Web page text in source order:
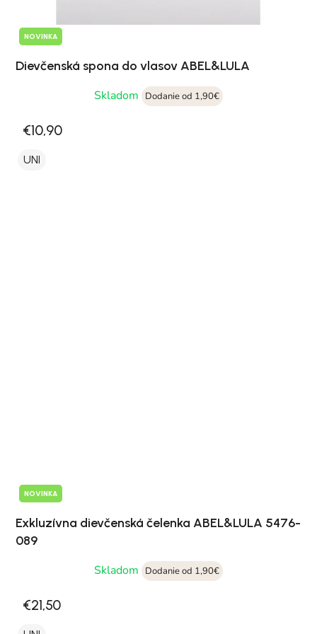
NOVINKA
Dievčenská spona do vlasov ABEL&LULA
Skladom
Dodanie od 1,90€
€10,90
UNI
NOVINKA
Exkluzívna dievčenská čelenka ABEL&LULA 5476-
089
Skladom
Dodanie od 1,90€
€21,50